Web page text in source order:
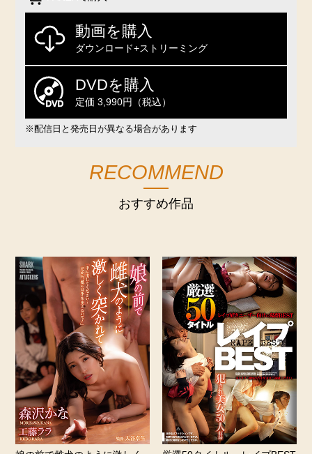
動画を購入
ダウンロード+ストリーミング
DVDを購入
定価 3,990円（税込）
※配信日と発売日が異なる場合があります
RECOMMEND
おすすめ作品